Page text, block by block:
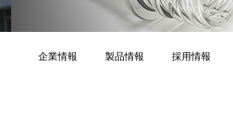
企業情報 製品情報 採用情報